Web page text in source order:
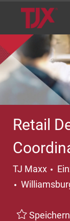
Retail
TJ Maxx
Ort
Speichern